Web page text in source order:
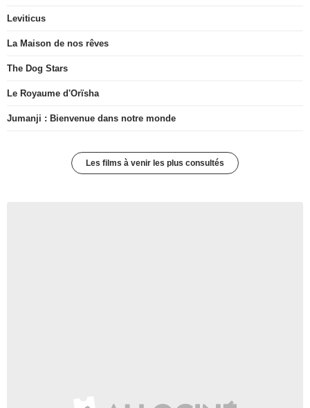
Leviticus
La Maison de nos rêves
The Dog Stars
Le Royaume d'Orïsha
Jumanji : Bienvenue dans notre monde
Les films à venir les plus consultés